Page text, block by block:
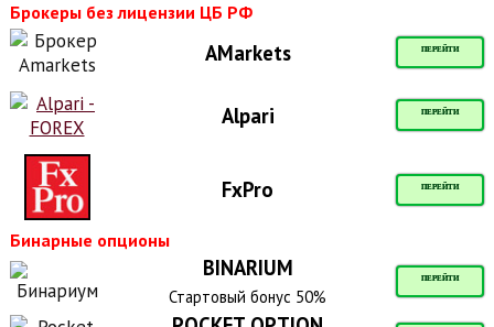
Брокеры без лицензии ЦБ РФ
AMarkets ПЕРЕЙТИ
Alpari ПЕРЕЙТИ
FxPro ПЕРЕЙТИ
Бинарные опционы
BINARIUM ПЕРЕЙТИ
Стартовый бонус 50%